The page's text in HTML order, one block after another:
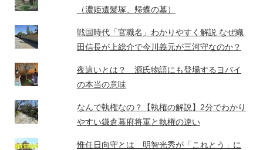
（濃姫遺髪塚、帰蝶の墓）
戦国時代「官職名」わかりやすく解説 なぜ織
田信長が上総介で今川義元が三河守なのか？
夜這いとは？ 源氏物語にも登場するヨバイ
の本当の意味
なんで執権なの？【執権の解説】2分でわかり
やすい鎌倉幕府将軍と執権の違い
惟任日向守とは 明智光秀が「これとう」に